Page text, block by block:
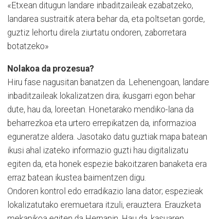
«Etxean ditugun landare inbaditzaileak ezabatzeko,
landarea sustraitik atera behar da, eta poltsetan gorde,
guztiz lehortu direla ziurtatu ondoren, zaborretara
botatzeko»
Nolakoa da prozesua?
Hiru fase nagusitan banatzen da. Lehenengoan, landare
inbaditzaileak lokalizatzen dira; ikusgarri egon behar
dute, hau da, loreetan. Honetarako mendiko-lana da
beharrezkoa eta urtero errepikatzen da, infor­ma­zioa
eguneratze aldera. Ja­sotako datu guztiak mapa batean
ikusi ahal izateko informazio guzti hau digitalizatu
egiten da, eta honek espezie bakoitzaren banaketa era
erraz batean ikustea baimentzen digu.
Ondoren kontrol edo erradikazio lana dator; espezieak
lokalizatutako eremuetara itzu­­li, erauztera. Erauzketa